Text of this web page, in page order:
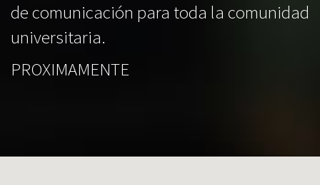
de comunicación para toda la comunidad
universitaria.
PROXIMAMENTE